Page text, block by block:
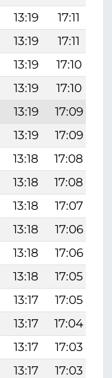
13:19 17:11
13:19 17:11
13:19 17:10
13:19 17:10
13:19 17:09
13:19 17:09
13:18 17:08
13:18 17:08
13:18 17:07
13:18 17:06
13:18 17:06
13:18 17:05
13:17 17:05
13:17 17:04
13:17 17:03
13:17 17:03